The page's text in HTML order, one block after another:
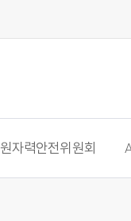
등 13가지
원자력안전위원회